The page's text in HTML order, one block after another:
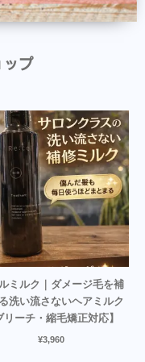
プ
ミルク｜ダメージ毛を補
洗い流さないヘアミルク
リーチ・縮毛矯正対応】
¥3,960